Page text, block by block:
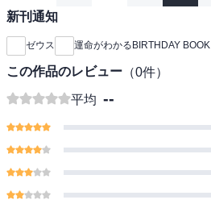
新刊通知
ゼウス 運命がわかるBIRTHDAY BOOK
この作品のレビュー （0件）
平均 --